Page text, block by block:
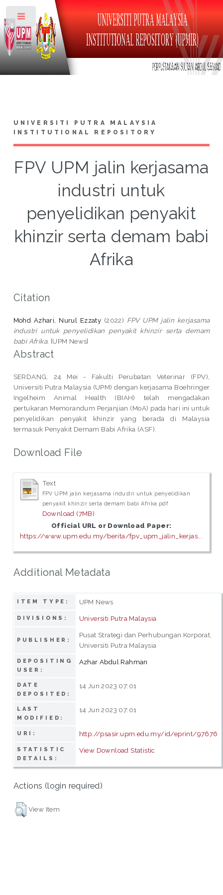
UNIVERSITI PUTRA MALAYSIA
INSTITUTIONAL REPOSITORY
FPV UPM jalin kerjasama
industri untuk
penyelidikan penyakit
khinzir serta demam babi
Afrika
Citation
Mohd Azhari, Nurul Ezzaty (2022) FPV UPM jalin kerjasama
industri untuk penyelidikan penyakit khinzir serta demam
babi Afrika. [UPM News]
Abstract
SERDANG, 24 Mei - Fakulti Perubatan Veterinar (FPV),
Universiti Putra Malaysia (UPM) dengan kerjasama Boehringer
Ingelheim Animal Health (BIAH) telah mengadakan
pertukaran Memorandum Perjanjian (MoA) pada hari ini untuk
penyelidikan penyakit khinzir yang berada di Malaysia
termasuk Penyakit Demam Babi Afrika (ASF).
Download File
Text
FPV UPM jalin kerjasama industri untuk penyelidikan
penyakit khinzir serta demam babi Afrika.pdf
Download (7MB)
Official URL or Download Paper:
https://www.upm.edu.my/berita/fpv_upm_jalin_kerjas...
Additional Metadata
ITEM TYPE: UPM News
DIVISIONS: Universiti Putra Malaysia
PUBLISHER:
Pusat Strategi dan Perhubungan Korporat,
Universiti Putra Malaysia
DEPOSITING
USER:
Azhar Abdul Rahman
DATE
DEPOSITED:
14 Jun 2023 07:01
LAST
MODIFIED:
14 Jun 2023 07:01
URI: http://psasir.upm.edu.my/id/eprint/97676
STATISTIC
DETAILS:
View Download Statistic
Actions (login required)
View Item
Toggle